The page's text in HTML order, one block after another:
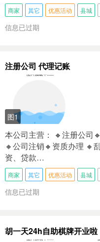
商家 其它 优惠活动 县城
信息已过期
注册公司 代理记账
图1
本公司主营： 🔸注册公司
🔸公司注销🔸资质办理 🔸
资、贷款…
商家 其它 优惠活动 县城
信息已过期
胡一天24h自助棋牌开业啦